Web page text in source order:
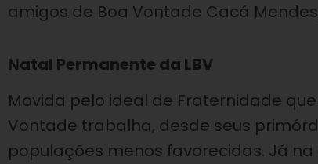
amigos de Boa Vontade Cacá
Natal Permanente da LBV
Movida pelo ideal de Fraternidade
Vontade trabalha, desde seus
populações menos favorecidas. Já